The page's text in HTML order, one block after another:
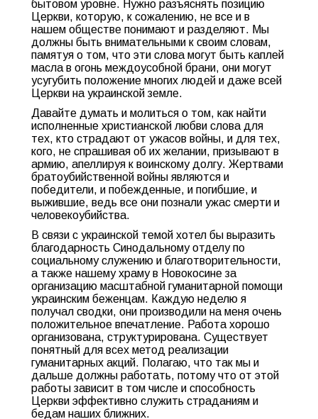
бытовом уровне. Нужно разъяснять позицию
Церкви, которую, к сожалению, не все и в
нашем обществе понимают и разделяют. Мы
должны быть внимательными к своим словам,
памятуя о том, что эти слова могут быть каплей
масла в огонь междоусобной брани, они могут
усугубить положение многих людей и даже всей
Церкви на украинской земле.
Давайте думать и молиться о том, как найти
исполненные христианской любви слова для
тех, кто страдают от ужасов войны, и для тех,
кого, не спрашивая об их желании, призывают в
армию, апеллируя к воинскому долгу. Жертвами
братоубийственной войны являются и
победители, и побежденные, и погибшие, и
выжившие, ведь все они познали ужас смерти и
человекоубийства.
В связи с украинской темой хотел бы выразить
благодарность Синодальному отделу по
социальному служению и благотворительности,
а также нашему храму в Новокосине за
организацию масштабной гуманитарной помощи
украинским беженцам. Каждую неделю я
получал сводки, они производили на меня очень
положительное впечатление. Работа хорошо
организована, структурирована. Существует
понятный для всех метод реализации
гуманитарных акций. Полагаю, что так мы и
дальше должны работать, потому что от этой
работы зависит в том числе и способность
Церкви эффективно служить страданиям и
бедам наших ближних.